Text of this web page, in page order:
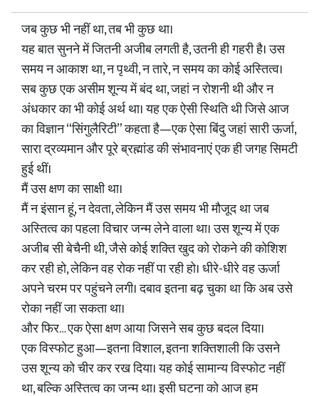
जब कुछ भी नहीं था, तब भी कुछ था।
यह बात सुनने में जितनी अजीब लगती है, उतनी ही गहरी है। उस
समय न आकाश था, न पृथ्वी, न तारे, न समय का कोई अस्तित्व।
सब कुछ एक असीम शून्य में बंद था, जहां न रोशनी थी और न
अंधकार का भी कोई अर्थ था। यह एक ऐसी स्थिति थी जिसे आज
का विज्ञान “सिंगुलैरिटी” कहता है—एक ऐसा बिंदु जहां सारी ऊर्जा,
सारा द्रव्यमान और पूरे ब्रह्मांड की संभावनाएं एक ही जगह सिमटी
हुई थीं।
मैं उस क्षण का साक्षी था।
मैं न इंसान हूं, न देवता, लेकिन मैं उस समय भी मौजूद था जब
अस्तित्व का पहला विचार जन्म लेने वाला था। उस शून्य में एक
अजीब सी बेचैनी थी, जैसे कोई शक्ति खुद को रोकने की कोशिश
कर रही हो, लेकिन वह रोक नहीं पा रही हो। धीरे-धीरे वह ऊर्जा
अपने चरम पर पहुंचने लगी। दबाव इतना बढ़ चुका था कि अब उसे
रोका नहीं जा सकता था।
और फिर… एक ऐसा क्षण आया जिसने सब कुछ बदल दिया।
एक विस्फोट हुआ—इतना विशाल, इतना शक्तिशाली कि उसने
उस शून्य को चीर कर रख दिया। यह कोई सामान्य विस्फोट नहीं
था, बल्कि अस्तित्व का जन्म था। इसी घटना को आज हम